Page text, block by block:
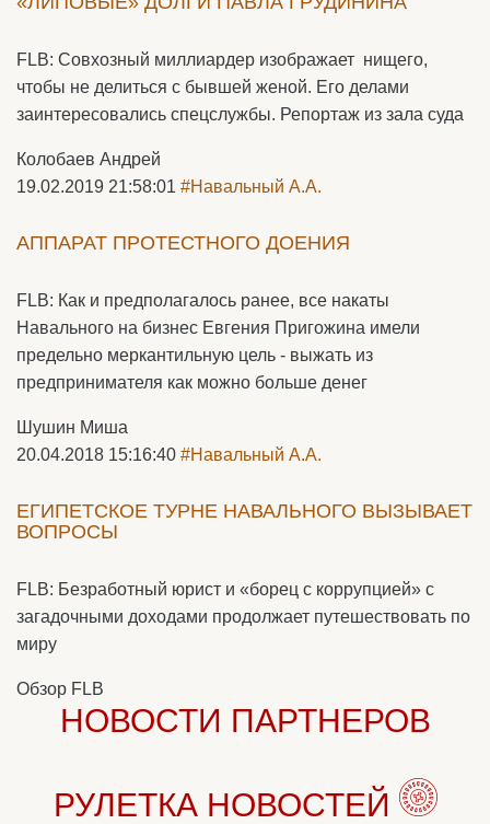
FLB: Совхозный миллиардер изображает нищего,
чтобы не делиться с бывшей женой. Его делами
заинтересовались спецслужбы. Репортаж из зала суда
Колобаев Андрей
19.02.2019 21:58:01 #Навальный А.А.
АППАРАТ ПРОТЕСТНОГО ДОЕНИЯ
FLB: Как и предполагалось ранее, все накаты
Навального на бизнес Евгения Пригожина имели
предельно меркантильную цель - выжать из
предпринимателя как можно больше денег
Шушин Миша
20.04.2018 15:16:40 #Навальный А.А.
ЕГИПЕТСКОЕ ТУРНЕ НАВАЛЬНОГО ВЫЗЫВАЕТ
ВОПРОСЫ
FLB: Безработный юрист и «борец с коррупцией» с
загадочными доходами продолжает путешествовать по
миру
Обзор FLB
НОВОСТИ ПАРТНЕРОВ
РУЛЕТКА НОВОСТЕЙ